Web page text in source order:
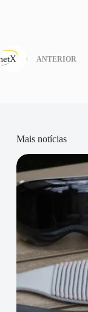
ANTERIOR
Mais notícias